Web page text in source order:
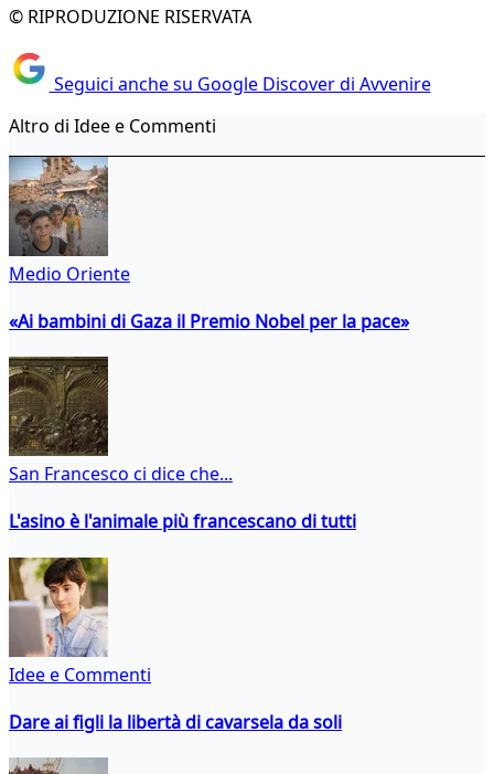
© RIPRODUZIONE RISERVATA
Seguici anche su Google Discover di Avvenire
Altro di Idee e Commenti
Medio Oriente
«Ai bambini di Gaza il Premio Nobel per la pace»
San Francesco ci dice che...
L'asino è l'animale più francescano di tutti
Idee e Commenti
Dare ai figli la libertà di cavarsela da soli